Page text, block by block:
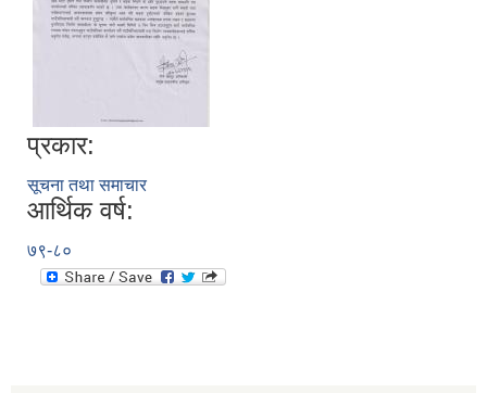
प्रकार:
सूचना तथा समाचार
आर्थिक वर्ष:
७९-८०